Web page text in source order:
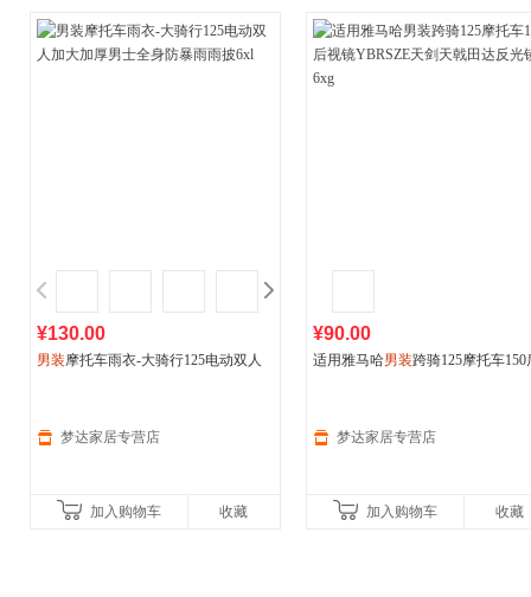
¥130.00
男装摩托车雨衣-大骑行125电动双人
梦达家居专营店
加入购物车 收藏
¥90.00
适用雅马哈男装跨骑125摩托车150
梦达家居专营店
加入购物车 收藏